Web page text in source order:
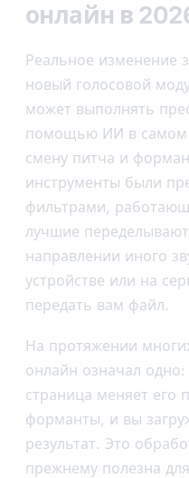
онлайн в
Реальное изменение
новый голосовой
может выполнять
помощью ИИ в самом
смену питча и
инструменты были
фильтрами,
лучшие
направлении иного
устройстве или на
передать вам файл.
На протяжении
онлайн означал
страница меняет его
форманты, и вы
результат. Это
прежнему полезна